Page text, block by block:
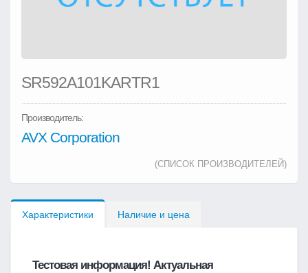
SR592A101KARTR1
Производитель:
AVX Corporation
(СПИСОК ПРОИЗВОДИТЕЛЕЙ)
Характеристики Наличие и цена
Тестовая информация! Актуальная